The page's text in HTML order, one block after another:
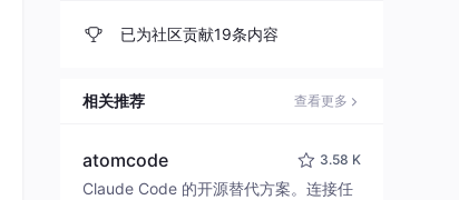
已为社区贡献19条内容
相关推荐 查看更多
atomcode 3.58 K
Claude Code 的开源替代方案。连接任